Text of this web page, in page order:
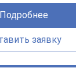
Подробнее
заявку